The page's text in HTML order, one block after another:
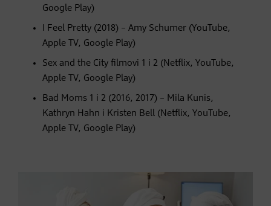
Google Play)
I Feel Pretty (2018) – Amy Schumer (YouTube,
Apple TV, Google Play)
Sex and the City filmovi 1 i 2 (Netflix, YouTube,
Apple TV, Google Play)
Bad Moms 1 i 2 (2016, 2017) – Mila Kunis,
Kathryn Hahn i Kristen Bell (Netflix, YouTube,
Apple TV, Google Play)